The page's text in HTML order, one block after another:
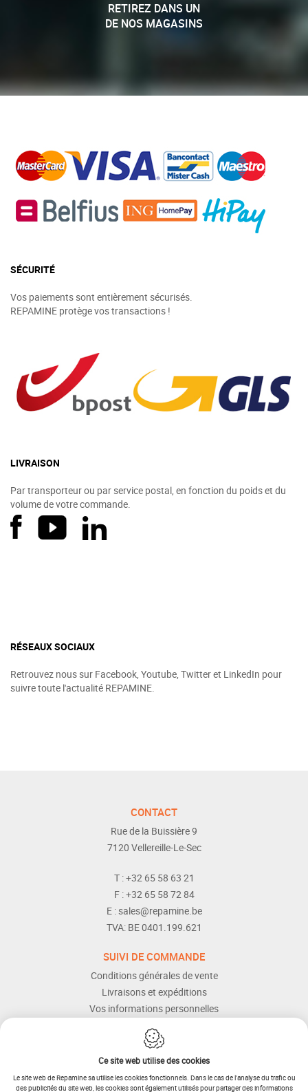
RETIREZ DANS UN
DE NOS MAGASINS
SÉCURITÉ
Vos paiements sont entièrement sécurisés.
REPAMINE protège vos transactions !
LIVRAISON
Par transporteur ou par service postal, en fonction du poids et du
volume de votre commande.
RÉSEAUX SOCIAUX
Retrouvez nous sur Facebook, Youtube, Twitter et LinkedIn pour
suivre toute l'actualité REPAMINE.
CONTACT
Rue de la Buissière 9
7120 Vellereille-Le-Sec
T :+32 65 58 63 21
F :+32 65 58 72 84
E :sales@repamine.be
TVA: BE 0401.199.621
SUIVI DE COMMANDE
Conditions générales de vente
Livraisons et expéditions
Vos informations personnelles
Modes de paiement
Services Après-vente
Aide et assistance
Ce site web utilise des cookies
Le site web de Repamine sa utilise les cookies fonctionnels. Dans le cas de l'analyse du trafic ou
des publicités du site web, les cookies sont également utilisés pour partager des informations